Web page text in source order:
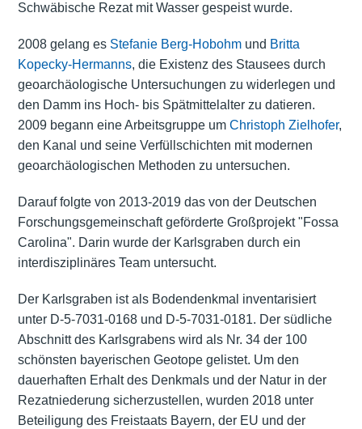
Schwäbische Rezat mit Wasser gespeist wurde.
2008 gelang es Stefanie Berg-Hobohmund Britta
Kopecky-Hermanns, die Existenz des Stausees durch
geoarchäologische Untersuchungen zu widerlegen und
den Damm ins Hoch- bis Spätmittelalter zu datieren.
2009 begann eine Arbeitsgruppe um Christoph Zielhofer,
den Kanal und seine Verfüllschichten mit modernen
geoarchäologischen Methoden zu untersuchen.
Darauf folgte von 2013-2019 das von der Deutschen
Forschungsgemeinschaft geförderte Großprojekt "Fossa
Carolina". Darin wurde der Karlsgraben durch ein
interdisziplinäres Team untersucht.
Der Karlsgraben ist als Bodendenkmal inventarisiert
unter D-5-7031-0168 und D-5-7031-0181. Der südliche
Abschnitt des Karlsgrabens wird als Nr. 34 der 100
schönsten bayerischen Geotope gelistet. Um den
dauerhaften Erhalt des Denkmals und der Natur in der
Rezatniederung sicherzustellen, wurden 2018 unter
Beteiligung des Freistaats Bayern, der EU und der